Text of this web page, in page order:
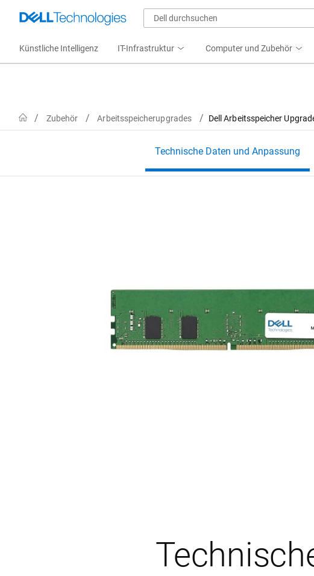
Künstliche Intelligenz IT-Infrastruktur Computer und Zubehör
Home Zubehör Arbeitsspeicherupgrades Dell Arbeitsspeicher
Technische Daten und Anpassung